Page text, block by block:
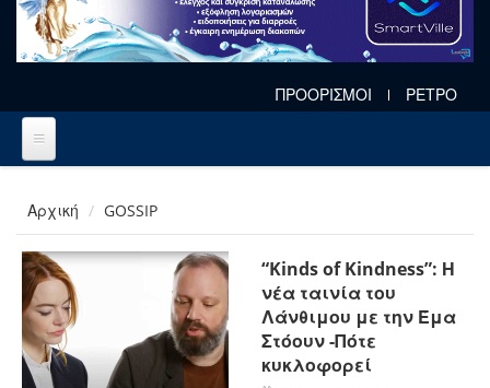
ΠΡΟΟΡΙΣΜΟΙ ΡΕΤΡΟ
Αρχική GOSSIP
“Kinds of Kindness”: Η
νέα ταινία του
Λάνθιμου με την Έμα
Στόουν -Πότε
κυκλοφορεί